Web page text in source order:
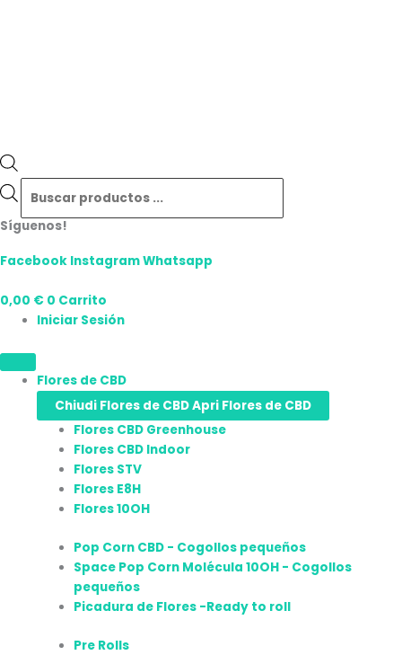
Síguenos!
Facebook InstagramWhatsapp
0,00 € 0 Carrito
Iniciar Sesión
Flores de CBD
Chiudi Flores de CBDApri Flores de CBD
Flores CBD Greenhouse
Flores CBD Indoor
Flores STV
Flores E8H
Flores 10OH
Pop Corn CBD - Cogollos pequeños
Space Pop Corn Molécula 10OH - Cogollos
pequeños
Picadura de Flores -Ready to roll
Pre Rolls